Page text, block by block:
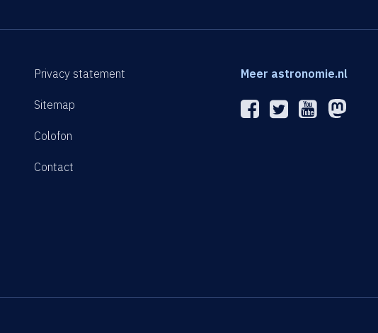
Privacy statement
Sitemap
Colofon
Contact
Meer astronomie.nl